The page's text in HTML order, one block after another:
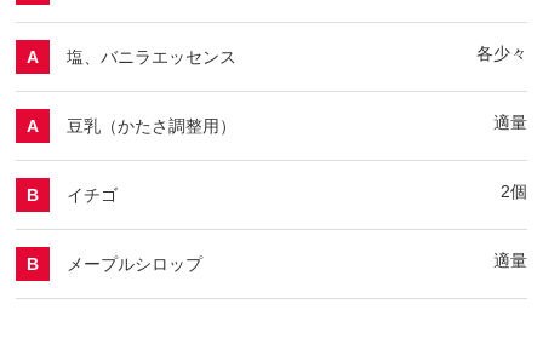
A 塩、バニラエッセンス 各少々
A 豆乳（かたさ調整用） 適量
B イチゴ 2個
B メープルシロップ 適量